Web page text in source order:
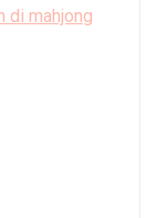
di mahjong